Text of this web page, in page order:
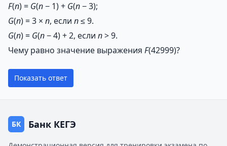
F(n) = G(n− 1) + G(n− 3);
G(n) = 3 × n, если n≤ 9.
G(n) = G(n− 4) + 2, если n> 9.
Чему равно значение выражения F(42999)?
Показать ответ
БК Банк КЕГЭ